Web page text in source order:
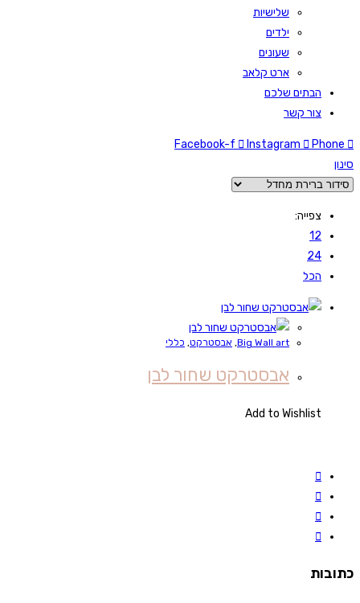
שלישיות
ילדים
שעונים
ארט קלאב
הבתים שלכם
צור קשר
Facebook-f Instagram
Phone
סינון
צפייה:
12
24
הכל
Big Wall art
, אבסטרקט, כללי
אבסטרקט שחור לבן
Add to Wishlist
כתובות